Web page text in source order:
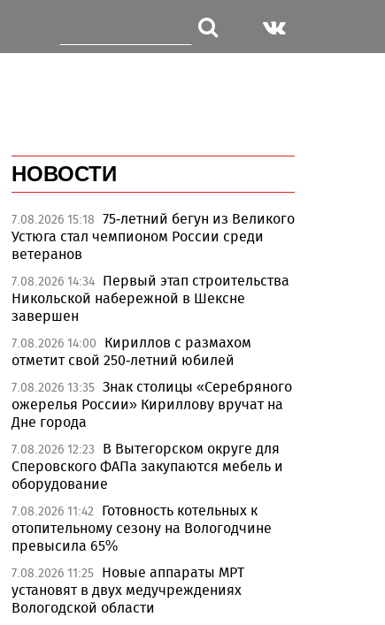
НОВОСТИ
7.08.2026 15:18 75-летний бегун из Великого
Устюга стал чемпионом России среди
ветеранов
7.08.2026 14:34 Первый этап строительства
Никольской набережной в Шексне
завершен
7.08.2026 14:00
Кириллов с размахом
отметит свой 250-летний юбилей
7.08.2026 13:35 Знак столицы «Серебряного
ожерелья России» Кириллову вручат на
Дне города
7.08.2026 12:23
В Вытегорском округе для
Сперовского ФАПа закупаются мебель и
оборудование
7.08.2026 11:42
Готовность котельных к
отопительному сезону на Вологодчине
превысила 65%
7.08.2026 11:25 Новые аппараты МРТ
установят в двух медучреждениях
Вологодской области